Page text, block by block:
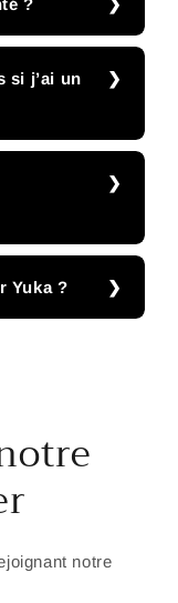
?
si j’ai un
Yuka ?
notre